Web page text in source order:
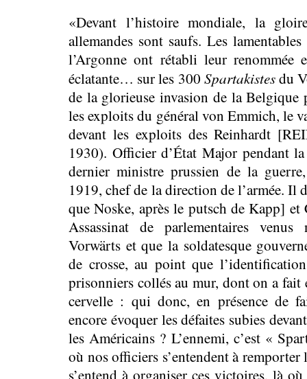
«Devant l’histoire mondiale, la
allemandes sont saufs. Les
l’Argonne ont rétabli leur renommée
éclatante… sur les 300 Spartakistesdu
de la glorieuse invasion de la Belgique
les exploits du général von Emmich, le
devant les exploits des Reinhardt
1930). Officier d’État Major pendant
dernier ministre prussien de la
1919, chef de la direction de l’armée. Il
que Noske, après le putsch de Kapp]
Assassinat de parlementaires
Vorwärts et que la soldatesque
de crosse, au point que
prisonniers collés au mur, dont on a fait
cervelle : qui donc, en présence de
encore évoquer les défaites subies
les Américains ? L’ennemi, c’est «
où nos officiers s’entendent à
s’entend à organiser ces victoires, là